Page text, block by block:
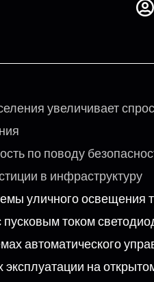
увеличивает
по поводу
в инфраструктуру
уличного
током
автоматического
на